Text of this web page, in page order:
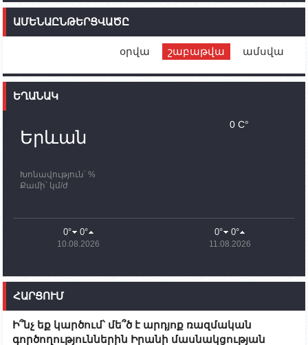
ունեն. կիպրոսցի խորհրդարանականը՝ Ալեն
Ֆրանսիայի ԱԳ նախարարը կայցելի Հայաստան
պատասխանատուներ կմնան ԼՂ-ում՝ մինչև
որոնողափրկարարական աշխատանքների
11:03
ՄԱԿ-ի առաքելությունը շատ, շատ, շատ օգտակար
Ադրբեջանի փոխվարչապետն այսօր կմեկնի
Ստեփանակերտ
10:07 02.10.2023
09:38 02.10.2023
ԱՄԵՆԱԸՆԹԵՐՑՎԱԾԸ
օրվա շաբաթվա ամսվա
ԵՂԱՆԱԿ
Երևան
Խոնավություն՝ %
Քամի՝ կմ/ժ
0 C°
0° 0°
10.08.2026
0° 0°
11.08.2026
ՀԱՐՑՈՒՄ
Ի՞նչ եք կարծում՝ մե՞ծ է արդյոք ռազմական
գործողություններին Իրանի մասնակցության